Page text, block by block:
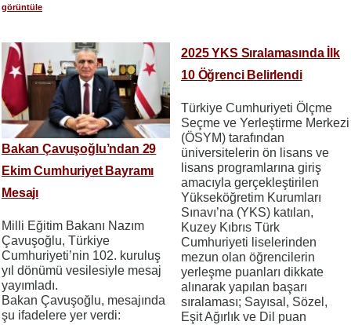
görüntüle
Bakan Çavuşoğlu’ndan 29
Ekim Cumhuriyet Bayramı
Mesajı
Milli Eğitim Bakanı Nazım
Çavuşoğlu, Türkiye
Cumhuriyeti’nin 102. kuruluş
yıl dönümü vesilesiyle mesaj
yayımladı.
Bakan Çavuşoğlu, mesajında
şu ifadelere yer verdi:
2025 YKS Sıralamasında İlk
10 Öğrenci Belirlendi
Türkiye Cumhuriyeti Ölçme
Seçme ve Yerleştirme Merkezi
(ÖSYM) tarafından
üniversitelerin ön lisans ve
lisans programlarına giriş
amacıyla gerçekleştirilen
Yükseköğretim Kurumları
Sınavı’na (YKS) katılan,
Kuzey Kıbrıs Türk
Cumhuriyeti liselerinden
mezun olan öğrencilerin
yerleşme puanları dikkate
alınarak yapılan başarı
sıralaması; Sayısal, Sözel,
Eşit Ağırlık ve Dil puan